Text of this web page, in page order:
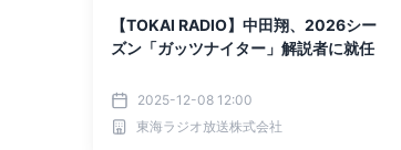
【TOKAI RADIO】中田翔、2026シー
ズン「ガッツナイター」解説者に就任
2025-12-08 12:00
東海ラジオ放送株式会社